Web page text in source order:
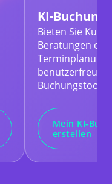
KI-
Bieten Sie
Beratungen
Buchungstools
Mein KI-
erstellen